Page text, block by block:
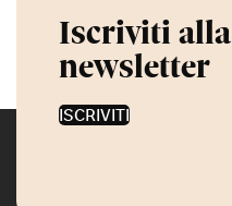
Iscriviti alla
newsletter
ISCRIVITI